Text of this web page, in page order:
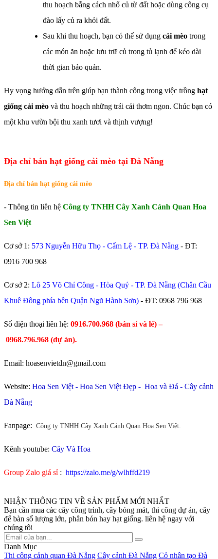
thu hoạch bằng cách nhổ củ từ đất hoặc dùng công cụ
đào lấy củ ra khỏi đất.
Sau khi thu hoạch, bạn có thể sử dụng cải mèo trong
các món ăn hoặc lưu trữ củ trong tủ lạnh để kéo dài
thời gian bảo quản.
Hy vọng hướng dẫn trên giúp bạn thành công trong việc trồng hạt
giống cải mèo và thu hoạch những trái cải thơm ngon. Chúc bạn có
một khu vườn bội thu xanh tươi và thịnh vượng!
Địa chỉ bán hạt giống cải mèo tại Đà Nẵng
Địa chỉ bán hạt giống cải mèo
- Thông tin liên hệ Công ty TNHH Cây Xanh Cảnh Quan Hoa
Sen Việt
Cơ sở 1: 573 Nguyễn Hữu Thọ - Cẩm Lệ - TP. Đà Nẵng - ĐT:
0916 700 968
Cơ sở 2: Lô 25 Võ Chí Công - Hòa Quý - TP. Đà Nẵng (Chân Cầu
Khuê Đông phía bên Quận Ngũ Hành Sơn) - ĐT: 0968 796 968
​Số điện thoại liên hệ: 0916.700.968 (bán sỉ và lẻ) –
0968.796.968 (dự án).
Email: hoasenvietdn@gmail.com
Website: Hoa Sen Việt - Hoa Sen Việt Đẹp - Hoa và Đá - Cây cảnh
Đà Nẵng
Fanpage: Công ty TNHH Cây Xanh Cảnh Quan Hoa Sen Việt.
Kênh youtube: Cây Và Hoa
Group Zalo giá sỉ : https://zalo.me/g/wlhffd219
NHẬN THÔNG TIN VỀ SẢN PHẨM MỚI NHẤT
Bạn cần mua các cây công trình, cây bóng mát, thi công dự án, cây
để bàn số lượng lớn, phân bón hay hạt giống. liên hệ ngay với
chúng tôi
Danh Mục
Thi công cảnh quan Đà Nẵng Cây cảnh Đà Nẵng Cỏ nhân tạo Đà